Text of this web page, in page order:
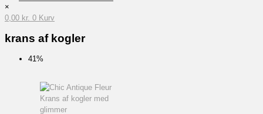
×
0,00 kr. 0 Kurv
krans af kogler
41%